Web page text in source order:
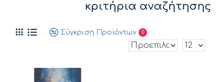
κριτήρια αναζήτησης
Σύγκριση Προϊόντων 0